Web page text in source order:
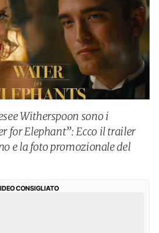
Witherspoon sono i
for Elephant”: Ecco il trailer
e la foto promozionale del
CONSIGLIATO